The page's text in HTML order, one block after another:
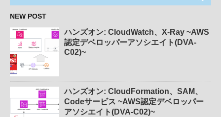
NEW POST
ハンズオン: CloudWatch、X-Ray ~AWS
認定デベロッパーアソシエイト(DVA-
C02)~
ハンズオン: CloudFormation、SAM、
Codeサービス ~AWS認定デベロッパー
アソシエイト(DVA-C02)~